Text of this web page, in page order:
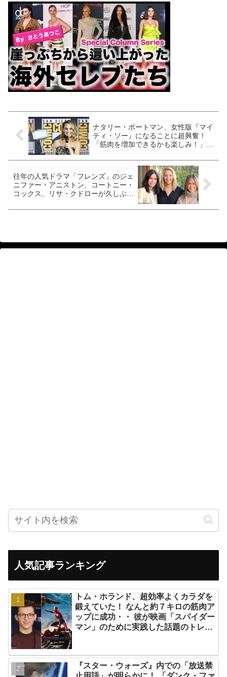
ナタリー・ポートマン、女性版『マイ
ティ・ソー』になることに超興奮！
「筋肉を増加できるかも楽しみ！」
往年の人気ドラマ「フレンズ」のジェ
ニファー・アニストン、コートニー・
コックス、リサ・クドローが久しぶり
メッセージとは[動画あり]
人気記事ランキング
トム・ホランド、超効率よくカラダを
鍛えていた！ なんと約７キロの筋肉ア
ップに成功・・ 彼が映画「スパイダー
マン」のために実践した話題のトレー
『スター・ウォーズ』内での「放送禁